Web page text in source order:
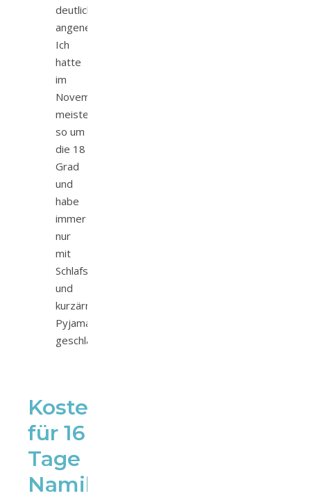
deutlich
angenehmer.
Ich
hatte
im
November
meistens
so um
die 18
Grad
und
habe
immer
nur
mit
Schlafsack
und
kurzärmligem
Pyjama
geschlafen
Kostenaufstellung
für 16
Tage
Namibia